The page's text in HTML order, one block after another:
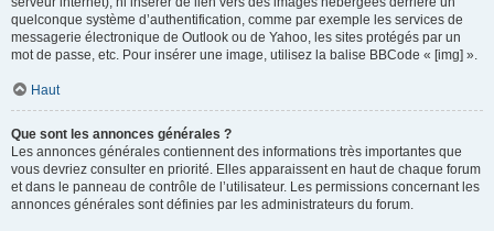
quelconque système d’authentification, comme par exemple les services de
messagerie électronique de Outlook ou de Yahoo, les sites protégés par un
mot de passe, etc. Pour insérer une image, utilisez la balise BBCode « [img] ».
Haut
Que sont les annonces générales ?
Les annonces générales contiennent des informations très importantes que
vous devriez consulter en priorité. Elles apparaissent en haut de chaque forum
et dans le panneau de contrôle de l’utilisateur. Les permissions concernant les
annonces générales sont définies par les administrateurs du forum.